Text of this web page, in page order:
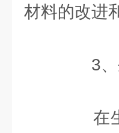
材料的改进
3、
在生